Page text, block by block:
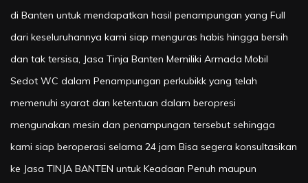
di Banten untuk mendapatkan hasil penampungan yang Full
dari keseluruhannya kami siap menguras habis hingga bersih
dan tak tersisa, Jasa Tinja Banten Memiliki Armada Mobil
Sedot WC dalam Penampungan perkubikk yang telah
memenuhi syarat dan ketentuan dalam beropresi
mengunakan mesin dan penampungan tersebut sehingga
kami siap beroperasi selama 24 jam Bisa segera konsultasikan
ke Jasa TINJA BANTEN untuk Keadaan Penuh maupun